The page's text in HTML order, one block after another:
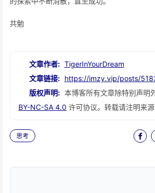
共勉
文章作者: TigerInYourDream
文章链接: https://imzy.vip/posts/
版权声明: 本博客所有文章除特别声明
BY-NC-SA 4.0 许可协议。转载请注明来源
思考